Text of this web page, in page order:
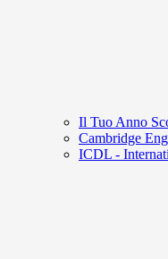
Il Tuo Anno
Cambridge
ICDL -